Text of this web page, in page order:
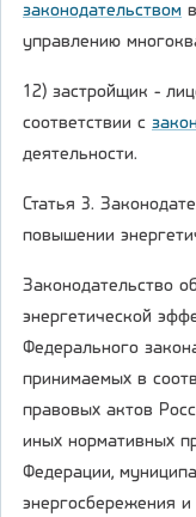
законодательством
управлению
12) застройщик -
соответствии с
деятельности.
Статья 3.
повышении
Законодательство
энергетической
Федерального
принимаемых в
правовых актов
иных нормативных
Федерации,
энергосбережения